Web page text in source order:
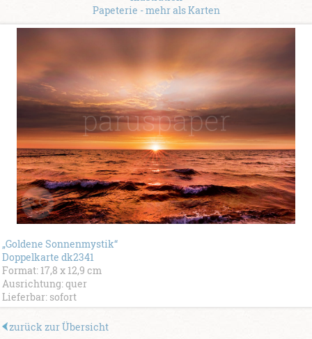
Papeterie - mehr als Karten
„Goldene Sonnenmystik“
Doppelkarte dk2341
Format: 17,8 x 12,9 cm
Ausrichtung: quer
Lieferbar: sofort
zurück zur Übersicht